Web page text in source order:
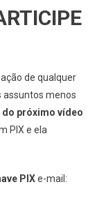
de qualquer
assuntos menos
próximo vídeo
PIX e ela
PIXe-mail: